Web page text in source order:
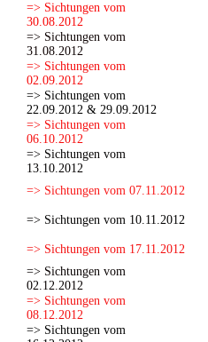
=> Sichtungen vom
30.08.2012
=> Sichtungen vom
31.08.2012
=> Sichtungen vom
02.09.2012
=> Sichtungen vom
22.09.2012 & 29.09.2012
=> Sichtungen vom
06.10.2012
=> Sichtungen vom
13.10.2012
=> Sichtungen vom 07.11.2012
=> Sichtungen vom 10.11.2012
=> Sichtungen vom 17.11.2012
=> Sichtungen vom
02.12.2012
=> Sichtungen vom
08.12.2012
=> Sichtungen vom